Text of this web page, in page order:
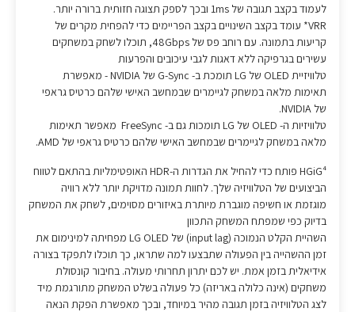
לעמוד בקצב תגובה של 1ms ובכך לספק תצוגה חזותית ברורה יותר.
VRR* עומד בקצב השינויים בקצב הפריימים כדי להפחית מקרים של
קריעות בתמונה. עם רוחב פס של 48Gbps, תוכלו לשחק במשחקים
עשירים בגרפיקה ללא דאגות לגבי עיכובים והפרעות
טלוויזיית OLED של LG תומכת ב- G-Sync של NVIDIA - מאפשרת
תאימות מלאה במשחק לגיימרים שבמחשב האישי שלהם כרטיס גראפי
של NVIDIA.
טלוויזיות ה- OLED של LG תומכות גם ב- FreeSync מאפשר תאימות
מלאה במשחק לגיימרים שבמחשב האישי שלהם כרטיס גראפי של AMD.
HGiG⁴ פותח כדי להחיל את הגדרות ה-HDR האופטימליות בהתאם לטווח
הביצועים של הטלוויזיה שלך. לחוות תמונה מדויקת יותר ללא רוויה
מוגזמת או חשיפה מוגברת מיותרת באיזורים מסוימים, לשחק את המשחק
בדיוק כפי שמפתח המשחק התכוון
השהיית הקלט הנמוכה (input lag) של LG OLED מפחיתה למינימום את
זמן ההשהייה בין הפעולה שתבצעו למה שתראו, כך תוכלו לתפקד בצורה
אידיאלית בזמן אמת. יש לכם יתרון תחרותי מעולה. בחיבור קונסולת
משחקים (אינה כלולה באריזה) כל פעולה בשלט המשחק מתורגמת מיד
לצג הטלוויזיה בזמן תגובה מהיר במיוחד, ובכך מאפשרת הפקת הנאה